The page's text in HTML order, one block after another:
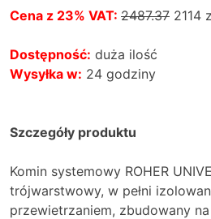
Cena z 23% VAT: 2487.37 2114
Dostępność: duża ilość
Wysyłka w: 24 godziny
Szczegóły produktu
Komin systemowy ROHER
trójwarstwowy, w pełni
przewietrzaniem, zbudowany